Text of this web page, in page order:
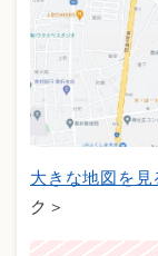
大きな地図を見
ク＞